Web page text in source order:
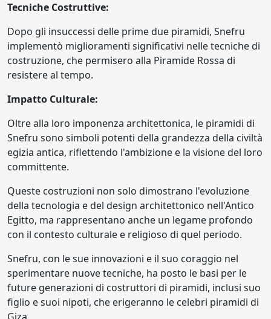
Tecniche Costruttive:
Dopo gli insuccessi delle prime due piramidi, Snefru
implementò miglioramenti significativi nelle tecniche di
costruzione, che permisero alla Piramide Rossa di
resistere al tempo.
Impatto Culturale:
Oltre alla loro imponenza architettonica, le piramidi di
Snefru sono simboli potenti della grandezza della civiltà
egizia antica, riflettendo l'ambizione e la visione del loro
committente.
Queste costruzioni non solo dimostrano l'evoluzione
della tecnologia e del design architettonico nell'Antico
Egitto, ma rappresentano anche un legame profondo
con il contesto culturale e religioso di quel periodo.
Snefru, con le sue innovazioni e il suo coraggio nel
sperimentare nuove tecniche, ha posto le basi per le
future generazioni di costruttori di piramidi, inclusi suo
figlio e suoi nipoti, che erigeranno le celebri piramidi di